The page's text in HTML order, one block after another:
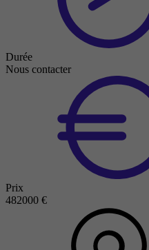
Durée
Nous contacter
Prix
482000 €